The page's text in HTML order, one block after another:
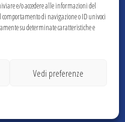
e/o accedere alle informazioni del
comportamento di navigazione o ID univoci
su determinate caratteristiche e
Vedi preferenze